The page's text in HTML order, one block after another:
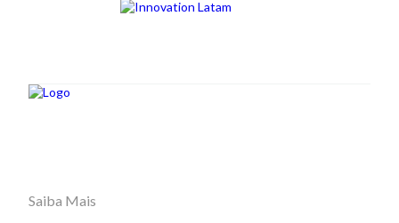
Saiba Mais